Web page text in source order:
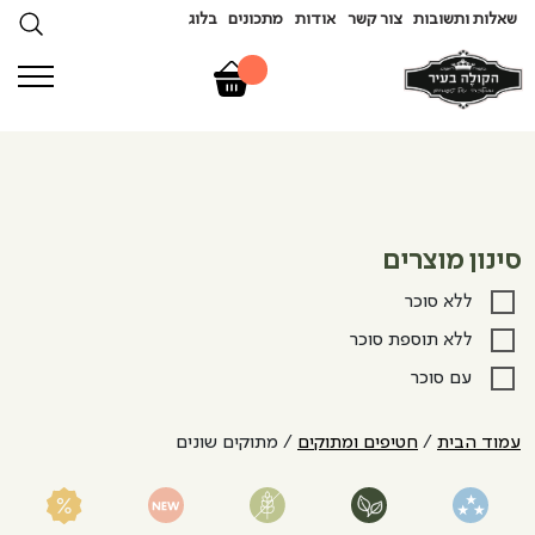
שאלות ותשובות צור קשר אודות מתכונים בלוג
סינון מוצרים
ללא סוכר
ללא תוספת סוכר
עם סוכר
עמוד הבית / חטיפים ומתוקים / מתוקים שונים